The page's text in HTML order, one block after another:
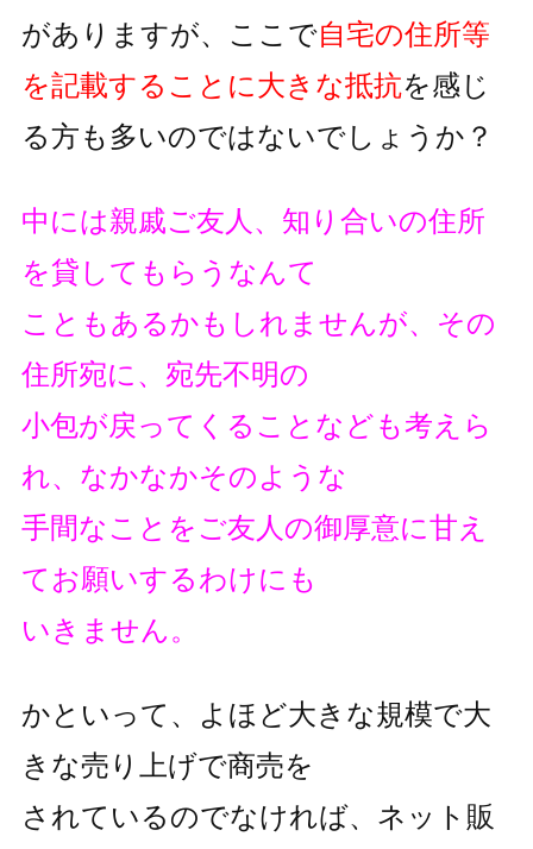
がありますが、 ここで自宅の住所等
を記載することに大きな抵抗を感じ
る方も多いのではないでしょうか？
中には親戚ご友人、知り合いの住所
を貸してもらうなんて
こともあるかもしれませんが、その
住所宛に、宛先不明の
小包が戻ってくることなども考えら
れ、なかなかそのような
手間なことをご友人の御厚意に甘え
てお願いするわけにも
いきません。
かといって、よほど大きな規模で大
きな売り上げで商売を
されているのでなければ、ネット販